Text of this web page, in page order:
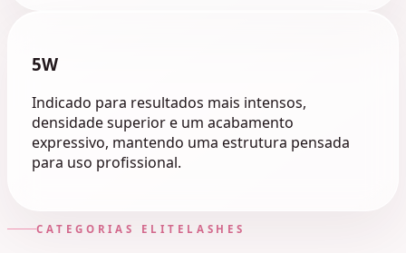
5W
Indicado para resultados mais intensos,
densidade superior e um acabamento
expressivo, mantendo uma estrutura pensada
para uso profissional.
CATEGORIAS ELITELASHES